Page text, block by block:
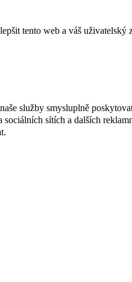
tento web a váš uživatelský
služby smysluplně
sítích a dalších